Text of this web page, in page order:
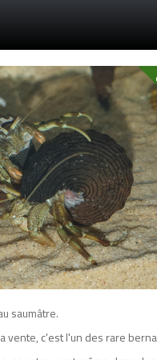
saumâtre.
vente, c'est l'un des rare